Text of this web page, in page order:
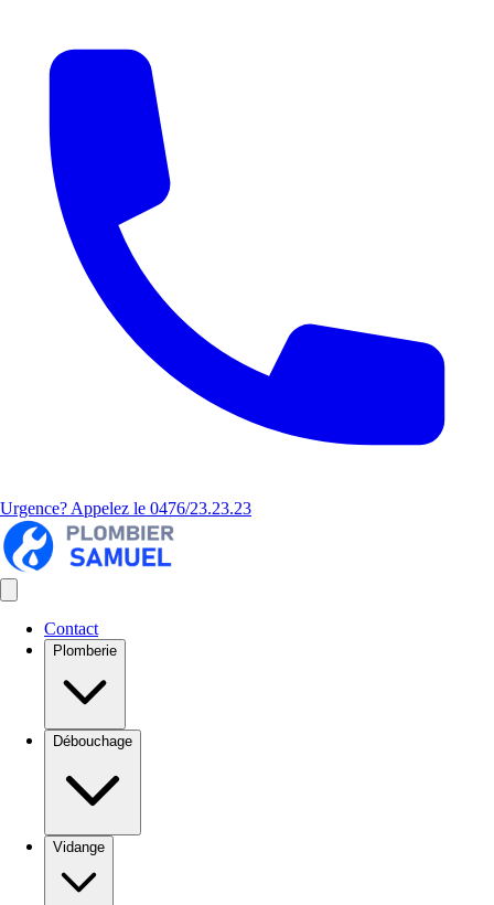
Urgence? Appelez le 0476/23.23.23
Contact
Plomberie
Débouchage
Vidange